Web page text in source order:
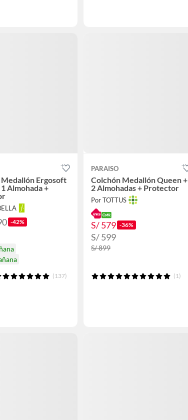
Ergosoft
Almohada +
-42%
(137)
PARAISO
Colchón Medallón Queen +
2 Almohadas + Protector
Por TOTTUS
S/ 579 -36%
S/ 599
S/ 899
(1)